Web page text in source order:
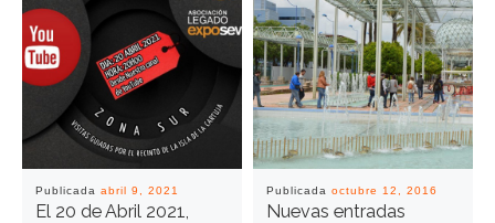
Publicada abril 9, 2021
El 20 de Abril 2021,
Publicada octubre 12, 2016
Nuevas entradas